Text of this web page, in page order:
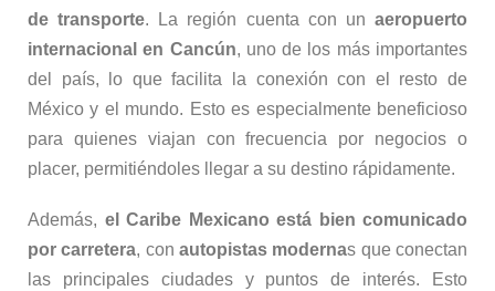
de transporte. La región cuenta con unaeropuerto
internacional en Cancún, uno de los más importantes
del país, lo que facilita la conexión con el resto de
México y el mundo. Esto es especialmente beneficioso
para quienes viajan con frecuencia por negocios o
placer, permitiéndoles llegar a su destino rápidamente.
Además, el Caribe Mexicano está bien comunicado
por carretera, conautopistas modernas que conectan
las principales ciudades y puntos de interés. Esto